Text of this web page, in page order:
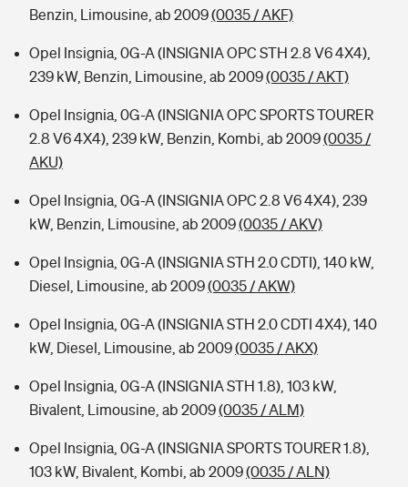
Benzin, Limousine, ab 2009(0035 / AKF)
Opel Insignia, 0G-A (INSIGNIA OPC STH 2.8 V6 4X4),
239 kW, Benzin, Limousine, ab 2009(0035 / AKT)
Opel Insignia, 0G-A (INSIGNIA OPC SPORTS TOURER
2.8 V6 4X4), 239 kW, Benzin, Kombi, ab 2009(0035 /
AKU)
Opel Insignia, 0G-A (INSIGNIA OPC 2.8 V6 4X4), 239
kW, Benzin, Limousine, ab 2009(0035 / AKV)
Opel Insignia, 0G-A (INSIGNIA STH 2.0 CDTI), 140 kW,
Diesel, Limousine, ab 2009(0035 / AKW)
Opel Insignia, 0G-A (INSIGNIA STH 2.0 CDTI 4X4), 140
kW, Diesel, Limousine, ab 2009(0035 / AKX)
Opel Insignia, 0G-A (INSIGNIA STH 1.8), 103 kW,
Bivalent, Limousine, ab 2009(0035 / ALM)
Opel Insignia, 0G-A (INSIGNIA SPORTS TOURER 1.8),
103 kW, Bivalent, Kombi, ab 2009(0035 / ALN)